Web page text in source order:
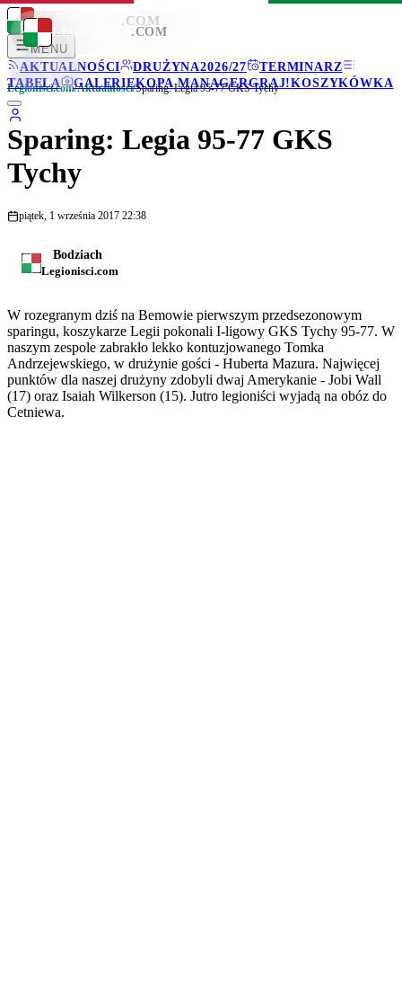
LEGIONISCI .COM
MENU
AKTUALNOŚCI
DRUŻYNA2026/27
TERMINARZ
TABELA
GALERIEKOPA MANAGERGRAJ!KOSZYKÓWKA
LEGIONISCI .COM
Legionisci.com/Aktualności/Sparing: Legia 95-77 GKS Tychy
Sparing: Legia 95-77 GKS
Tychy
piątek, 1 września 2017 22:38
Bodziach
Legionisci.com
W rozegranym dziś na Bemowie pierwszym przedsezonowym
sparingu, koszykarze Legii pokonali I-ligowy GKS Tychy 95-77. W
naszym zespole zabrakło lekko kontuzjowanego Tomka
Andrzejewskiego, w drużynie gości - Huberta Mazura. Najwięcej
punktów dla naszej drużyny zdobyli dwaj Amerykanie - Jobi Wall
(17) oraz Isaiah Wilkerson (15). Jutro legioniści wyjadą na obóz do
Cetniewa.